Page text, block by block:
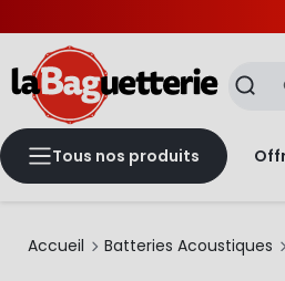
Tous nos produits
Accueil Batteries Acoustiques